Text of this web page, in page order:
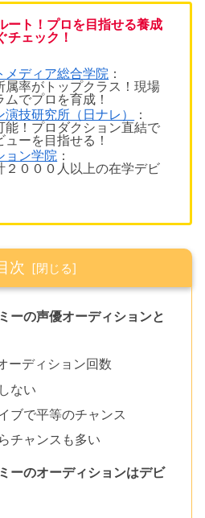
ート！プロを目指せる養成
チェック！
メディア総合学院 ：
属率がトップクラス！現場
でプロを育成！
技研究所（日ナレ）
：
能！プロダクション直結で
ーを目指せる！
ョン学院 ：
２０００人以上の在学デビ
次
ーの声優オーディションと
ーディション回数
ない
ブで平等のチャンス
チャンスも多い
ーのオーディションはデビ